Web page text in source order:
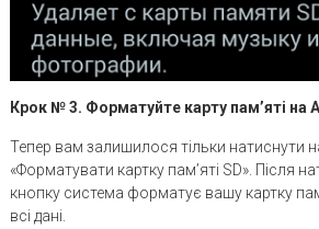
Крок № 3. Форматуйте карту пам’яті на
Тепер вам залишилося тільки натиснути
«Форматувати картку пам’яті SD». Після
кнопку система форматує вашу картку
всі дані.